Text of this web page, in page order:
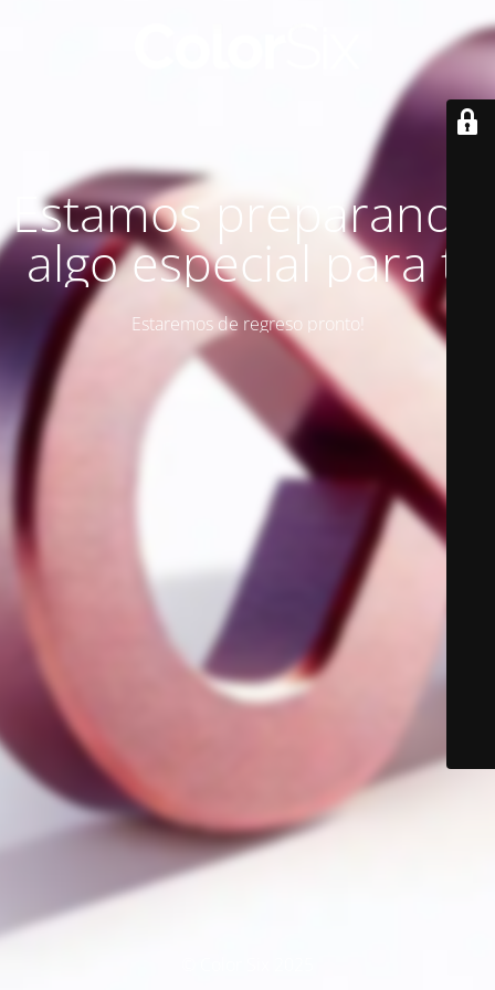
Estamos preparando
algo especial para ti
Estaremos de regreso pronto!